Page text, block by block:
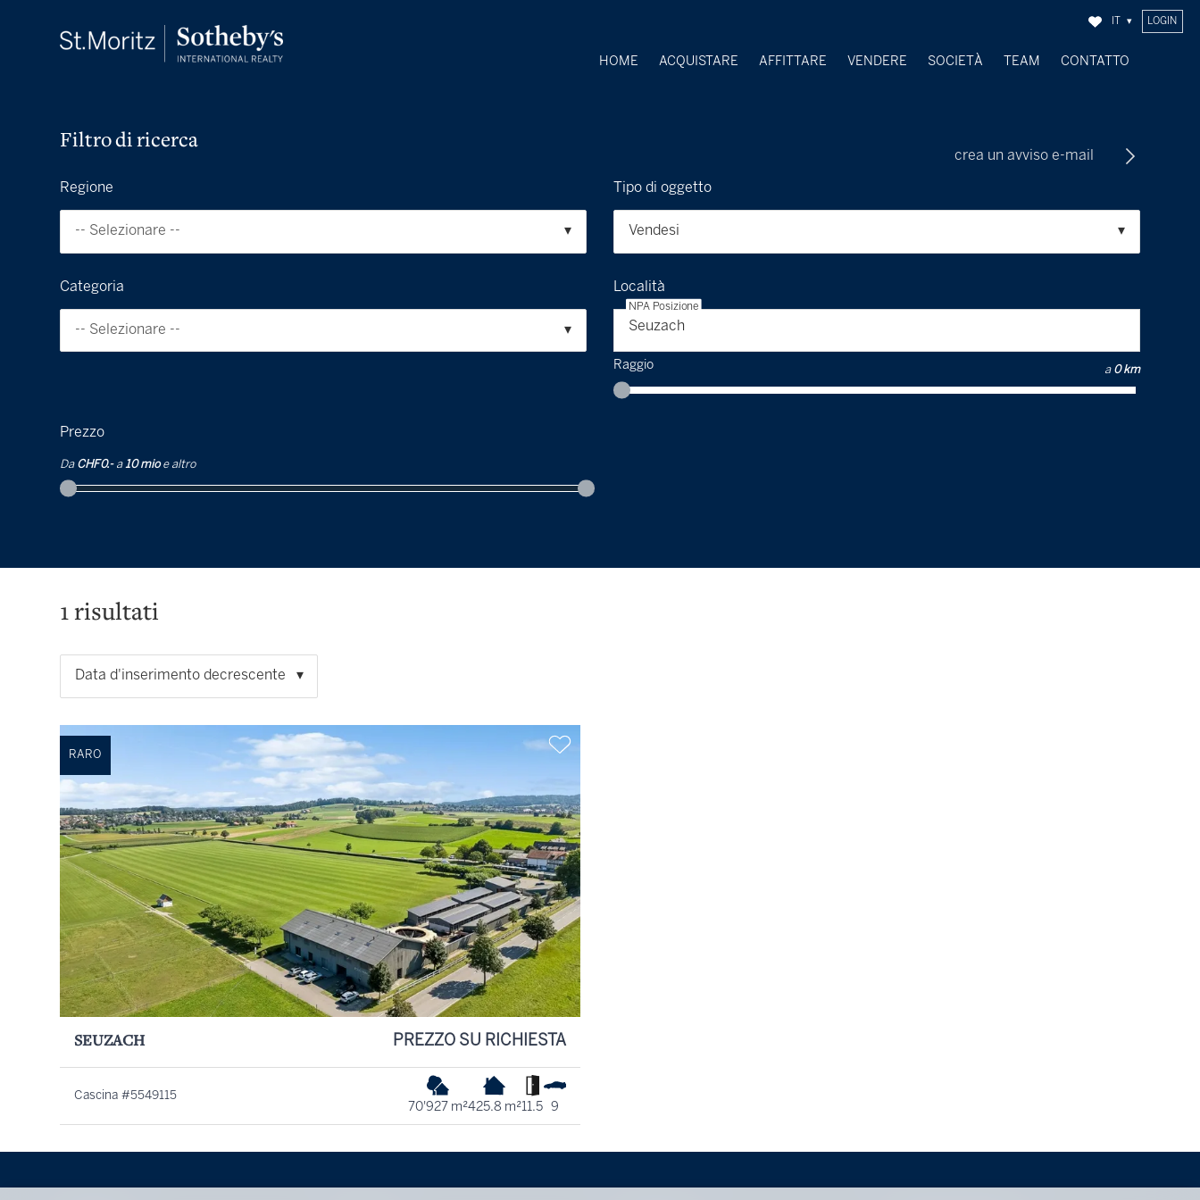
LOGIN
HOME ACQUISTARE AFFITTARE VENDERE
SOCIETÀ
TEAM CONTATTO
Filtro di ricerca
crea un avviso e-mail
Regione
-- Selezionare --
Tipo di oggetto
Vendesi
Categoria
-- Selezionare --
Località
Seuzach
NPA Posizione
Raggio a 0 km
Prezzo
Da CHF 0.- a 10 mio e altro
1 risultati
Data d'inserimento decrescente
RARO
SEUZACH PREZZO SU RICHIESTA
Cascina #5549115
70'927 m²425.8 m²11.5 9